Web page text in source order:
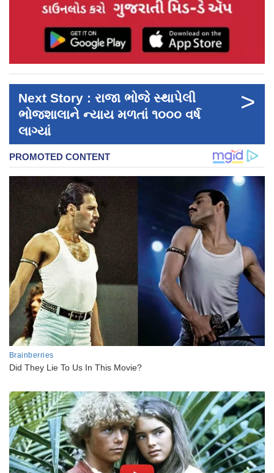
Next Story : રાજા ભોજે સ્થાપેલી
ભોજશાલાને ન્યાય મળતાં ૧૦૦૦ વર્ષ
લાગ્યાં
>